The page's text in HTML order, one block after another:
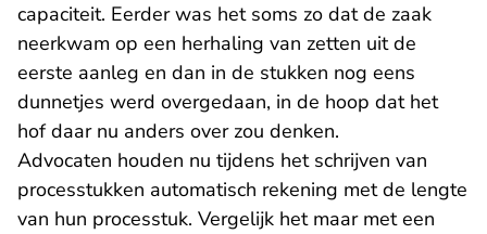
capaciteit. Eerder was het soms zo dat de zaak
neerkwam op een herhaling van zetten uit de
eerste aanleg en dan in de stukken nog eens
dunnetjes werd overgedaan, in de hoop dat het
hof daar nu anders over zou denken.
Advocaten houden nu tijdens het schrijven van
processtukken automatisch rekening met de lengte
van hun processtuk. Vergelijk het maar met een